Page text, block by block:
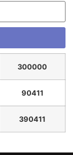
300000
90411
390411